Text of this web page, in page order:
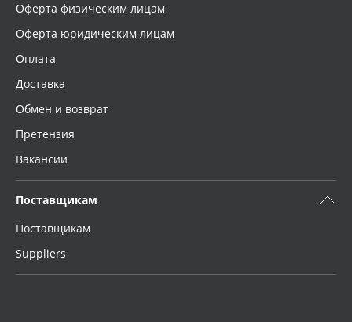
Оферта физическим лицам
Оферта юридическим лицам
Оплата
Доставка
Обмен и возврат
Претензия
Вакансии
Поставщикам
Поставщикам
Suppliers